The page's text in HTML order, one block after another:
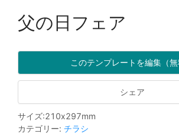
父の日フェア
このテンプレートを編集（無
シェア
サイズ:210x297mm
カテゴリー: チラシ